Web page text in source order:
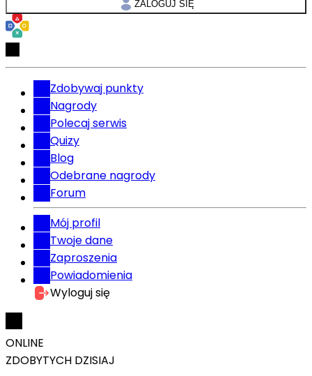
ZALOGUJ SIĘ
Zdobywaj punkty
Nagrody
Polecaj serwis
Quizy
Blog
Odebrane nagrody
Forum
Mój profil
Twoje dane
Zaproszenia
Powiadomienia
Wyloguj się
ONLINE
ZDOBYTYCH DZISIAJ